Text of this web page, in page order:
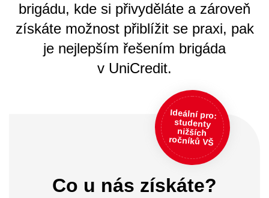
brigádu, kde si přivyděláte a zároveň
získáte možnost přiblížit se praxi, pak
je nejlepším řešením brigáda
v UniCredit.
Co u nás získáte?
Ideální pro:
studenty
nižších
ročníků VŠ